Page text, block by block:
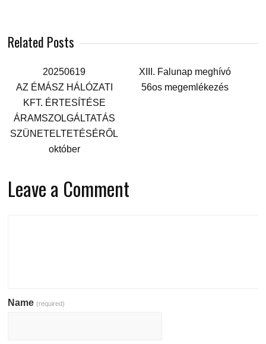
Related Posts
20250619
XIII. Falunap meghívó
AZ ÉMÁSZ HÁLÓZATI
KFT. ÉRTESÍTÉSE
ÁRAMSZOLGÁLTATÁS
SZÜNETELTETÉSÉRŐL
október
56os megemlékezés
Leave a Comment
Name(required)